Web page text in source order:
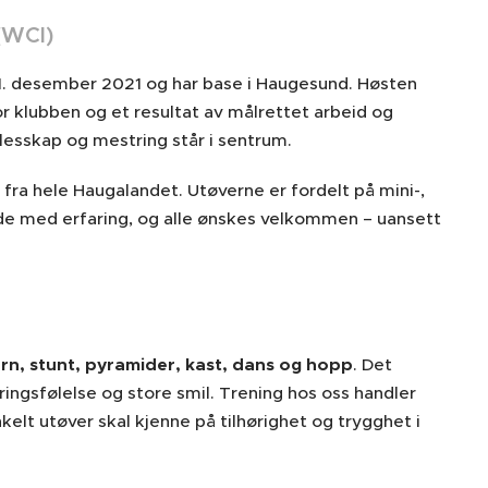
2021 og har base i Haugesund. Høsten
klubben og et resultat av målrettet arbeid og
og mestring står i sentrum.
fra hele Haugalandet. Utøverne er fordelt på mini-,
med erfaring, og alle ønskes velkommen – uansett
stunt, pyramider, kast, dans og hopp. Det
og store smil. Trening hos oss handler
utøver skal kjenne på tilhørighet og trygghet i